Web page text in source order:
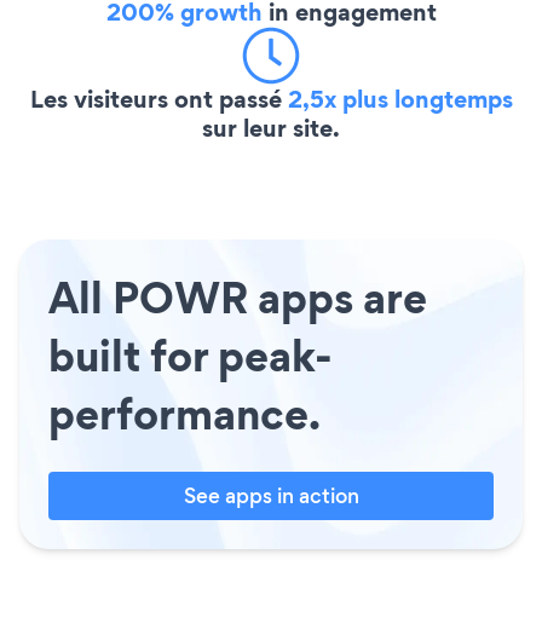
200% growth in engagement
Les visiteurs ont passé2,5x plus longtemps
sur leur site.
All POWR apps are
built for peak-
performance.
See apps in action